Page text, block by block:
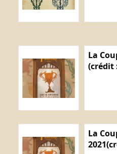
La
(crédit
La